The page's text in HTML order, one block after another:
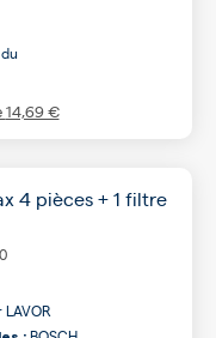
14,69 €
4 pièces + 1 filtre